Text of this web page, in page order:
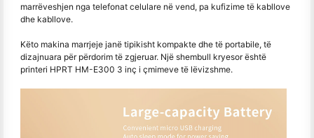
marrëveshjen nga telefonat celulare në vend, pa kufizime të kabllove
dhe kabllove.
Këto makina marrjeje janë tipikisht kompakte dhe të portabile, të
dizajnuara për përdorim të zgjeruar. Një shembull kryesor është
printeri HPRT HM-E300 3 inç i çmimeve të lëvizshme.